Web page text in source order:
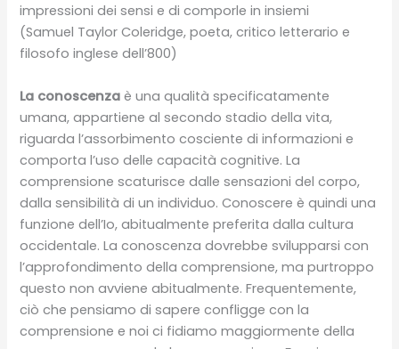
impressioni dei sensi e di comporle in insiemi
(Samuel Taylor Coleridge, poeta, critico letterario e
filosofo inglese dell’800)
La conoscenza è una qualità specificatamente
umana, appartiene al secondo stadio della vita,
riguarda l’assorbimento cosciente di informazioni e
comporta l’uso delle capacità cognitive. La
comprensione scaturisce dalle sensazioni del corpo,
dalla sensibilità di un individuo. Conoscere è quindi una
funzione dell’Io, abitualmente preferita dalla cultura
occidentale. La conoscenza dovrebbe svilupparsi con
l’approfondimento della comprensione, ma purtroppo
questo non avviene abitualmente. Frequentemente,
ciò che pensiamo di sapere confligge con la
comprensione e noi ci fidiamo maggiormente della